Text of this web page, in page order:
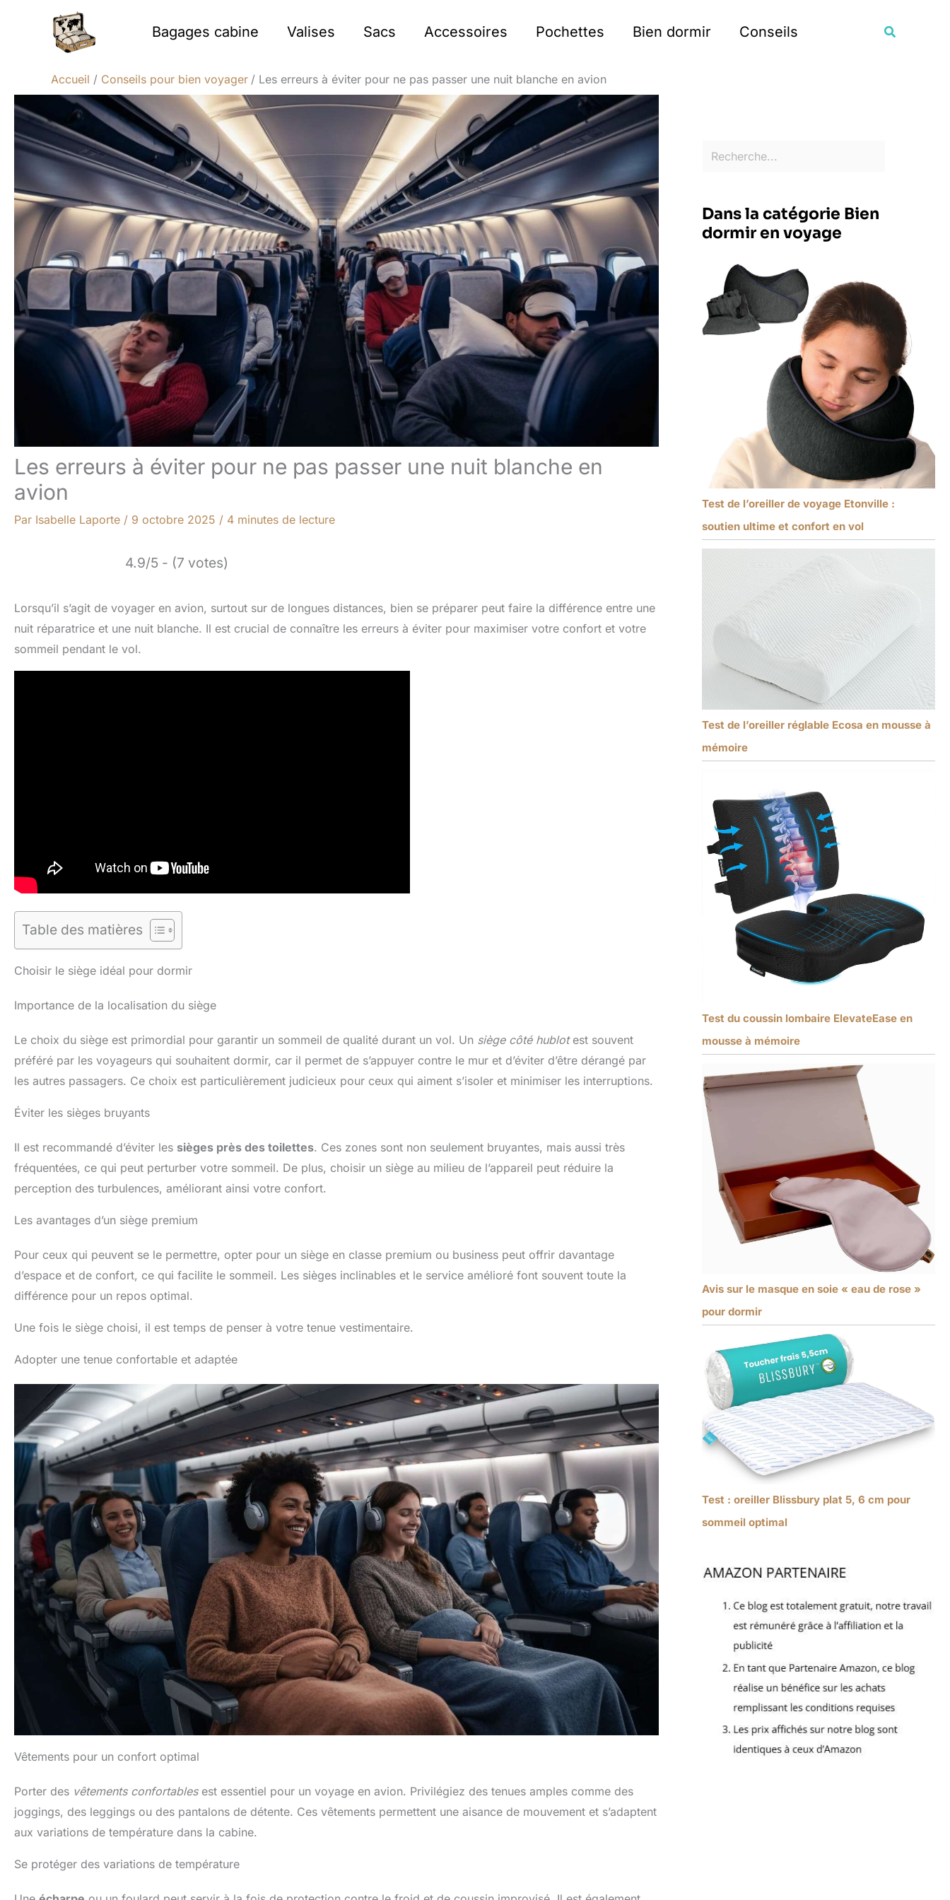
Bagages cabine Valises Sacs Accessoires Pochettes Bien dormir Conseils
Accueil Conseils pour bien voyager Les erreurs à éviter pour ne pas passer une nuit blanche en avion
Les erreurs à éviter pour ne pas passer une nuit blanche en
avion
Par Isabelle Laporte / 9 octobre 2025 / 4 minutes de lecture
4.9/5 - (7 votes)
Lorsqu’il s’agit de voyager en avion, surtout sur de longues distances, bien se préparer peut faire la différence entre une
nuit réparatrice et une nuit blanche. Il est crucial de connaître les erreurs à éviter pour maximiser votre confort et votre
sommeil pendant le vol.
Table des matières
Choisir le siège idéal pour dormir
Importance de la localisation du siège
Le choix du siège est primordial pour garantir un sommeil de qualité durant un vol. Un siège côté hublotest souvent
préféré par les voyageurs qui souhaitent dormir, car il permet de s’appuyer contre le mur et d’éviter d’être dérangé par
les autres passagers. Ce choix est particulièrement judicieux pour ceux qui aiment s’isoler et minimiser les interruptions.
Éviter les sièges bruyants
Il est recommandé d’éviter les sièges près des toilettes. Ces zones sont non seulement bruyantes, mais aussi très
fréquentées, ce qui peut perturber votre sommeil. De plus, choisir un siège au milieu de l’appareil peut réduire la
perception des turbulences, améliorant ainsi votre confort.
Les avantages d’un siège premium
Pour ceux qui peuvent se le permettre, opter pour un siège en classe premium ou business peut offrir davantage
d’espace et de confort, ce qui facilite le sommeil. Les sièges inclinables et le service amélioré font souvent toute la
différence pour un repos optimal.
Une fois le siège choisi, il est temps de penser à votre tenue vestimentaire.
Adopter une tenue confortable et adaptée
Vêtements pour un confort optimal
Porter des vêtements confortablesest essentiel pour un voyage en avion. Privilégiez des tenues amples comme des
joggings, des leggings ou des pantalons de détente. Ces vêtements permettent une aisance de mouvement et s’adaptent
aux variations de température dans la cabine.
Se protéger des variations de température
Dans la catégorie Bien
dormir en voyage
Test de l’oreiller de voyage Etonville :
soutien ultime et confort en vol
Test de l’oreiller réglable Ecosa en mousse à
mémoire
Test du coussin lombaire ElevateEase en
mousse à mémoire
Avis sur le masque en soie « eau de rose »
pour dormir
Test : oreiller Blissbury plat 5, 6 cm pour
sommeil optimal